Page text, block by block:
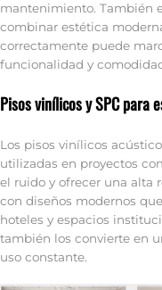
mantenimiento. También
combinar estética
correctamente puede
funcionalidad y
Pisos vinílicos y SPC para
Los pisos vinílicos
utilizadas en proyectos
el ruido y ofrecer una alta
con diseños modernos
hoteles y espacios
también los convierte en
uso constante.